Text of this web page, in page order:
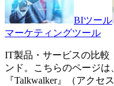
BIツール
マーケティングツール
IT製品・サービスの比較
ンド。こちらのページは
『Talkwalker』（アクセ